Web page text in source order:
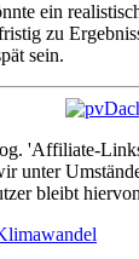
ein
zu
sein.
'Affiliate-
unter
bleibt